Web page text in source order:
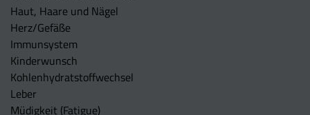
Haut, Haare und Nägel
Herz/Gefäße
Immunsystem
Kinderwunsch
Kohlenhydratstoffwechsel
Leber
Müdigkeit (Fatigue)